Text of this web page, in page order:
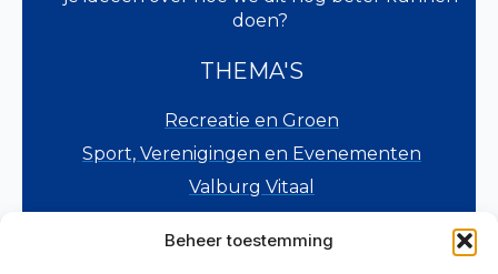
Beheer toestemming
doen?
THEMA'S
Recreatie en Groen
Sport, Verenigingen en Evenementen
Valburg Vitaal
Wonen en Voorzieningen